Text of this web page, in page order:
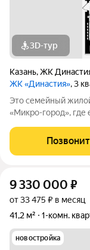
3D-тур
Казань,ЖК
ЖК «Династия», 3
Это семейный
«Микро-город», где
части города, в 15
9 330 000 ₽
от 33 475 ₽ в месяц
41,2 м²
1-комн.
новостройка